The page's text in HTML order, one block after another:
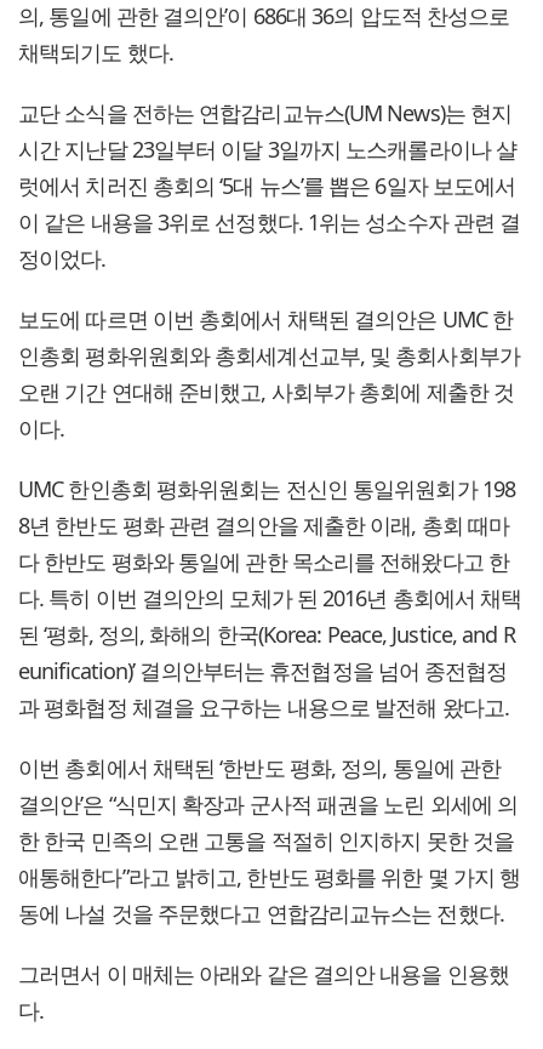
의, 통일에 관한 결의안’이 686대 36의 압도적 찬성으로
채택되기도 했다.
교단 소식을 전하는 연합감리교뉴스(UM News)는 현지
시간 지난달 23일부터 이달 3일까지 노스캐롤라이나 샬
럿에서 치러진 총회의 ‘5대 뉴스’를 뽑은 6일자 보도에서
이 같은 내용을 3위로 선정했다. 1위는 성소수자 관련 결
정이었다.
보도에 따르면 이번 총회에서 채택된 결의안은 UMC 한
인총회 평화위원회와 총회세계선교부, 및 총회사회부가
오랜 기간 연대해 준비했고, 사회부가 총회에 제출한 것
이다.
UMC 한인총회 평화위원회는 전신인 통일위원회가 198
8년 한반도 평화 관련 결의안을 제출한 이래, 총회 때마
다 한반도 평화와 통일에 관한 목소리를 전해왔다고 한
다. 특히 이번 결의안의 모체가 된 2016년 총회에서 채택
된 ‘평화, 정의, 화해의 한국(Korea: Peace, Justice, and R
eunification)’ 결의안부터는 휴전협정을 넘어 종전협정
과 평화협정 체결을 요구하는 내용으로 발전해 왔다고.
이번 총회에서 채택된 ‘한반도 평화, 정의, 통일에 관한
결의안’은 “식민지 확장과 군사적 패권을 노린 외세에 의
한 한국 민족의 오랜 고통을 적절히 인지하지 못한 것을
애통해한다”라고 밝히고, 한반도 평화를 위한 몇 가지 행
동에 나설 것을 주문했다고 연합감리교뉴스는 전했다.
그러면서 이 매체는 아래와 같은 결의안 내용을 인용했
다.